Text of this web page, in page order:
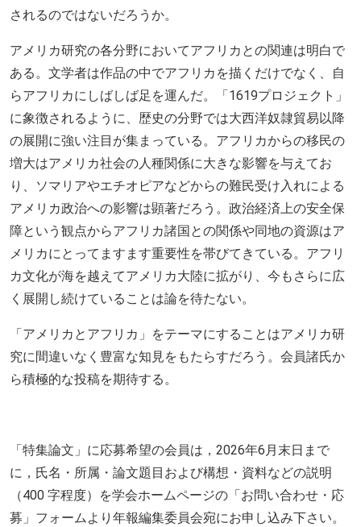
されるのではないだろうか。
アメリカ研究の各分野においてアフリカとの関連は明白で
ある。文学者は作品の中でアフリカを描くだけでなく、自
らアフリカにしばしば足を運んだ。「 1619プロジェクト」
に象徴されるように、歴史の分野では大西洋奴隷貿易以降
の展開に強い注目が集まっている。アフリカからの移民の
増大はアメリカ社会の人種関係に大きな影響を与えてお
り、ソマリアやエチオピアなどからの難民受け入れによる
アメリカ政治への影響は顕著だろう。政治経済上の安全保
障という観点からアフリカ諸国との関係や同地の資源はア
メリカにとってますます重要性を帯びてきている。アフリ
カ文化が海を越えてアメリカ大陸に拡がり、今もさらに広
く展開し続けていることは論を待たない。
「アメリカとアフリカ」をテーマにすることはアメリカ研
究に間違いなく豊富な知見をもたらすだろう。会員諸氏か
ら積極的な投稿を期待する。
「特集論文」に応募希望の会員は， 2026年6月末日まで
に，氏名・所属・論文題目および構想・資料などの説明
（400 字程度）を学会ホームページの「お問い合わせ・応
募」フォームより年報編集委員会宛にお申し込み下さい。